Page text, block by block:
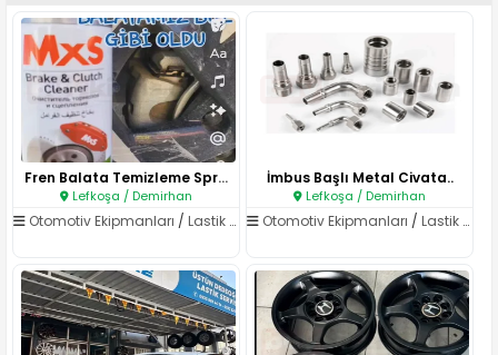
Fren Balata Temizleme Spreyi U..
Lefkoşa / Demirhan
Otomotiv Ekipmanları / Lastik ve Jant
İmbus Başlı Metal Civata..
Lefkoşa / Demirhan
Otomotiv Ekipmanları /Lastik ve Jant